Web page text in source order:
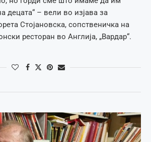
децата“ – вели во изјава за
Стојановска, сопственичка на
ресторан во Англија, „Вардар“.